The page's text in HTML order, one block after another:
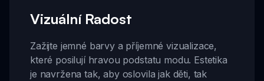
Vizuální Radost
Zažijte jemné barvy a příjemné vizualizace,
které posilují hravou podstatu modu. Estetika
je navržena tak, aby oslovila jak děti, tak